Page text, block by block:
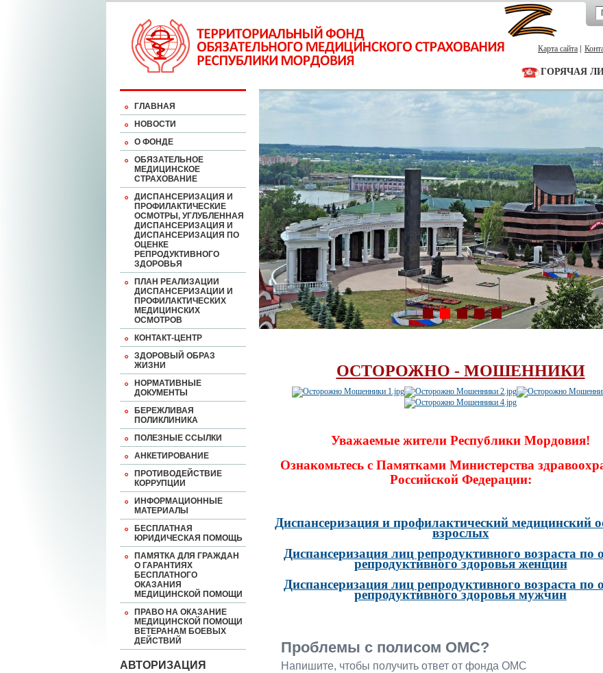
Карта сайта
ГОРЯЧАЯ
ГЛАВНАЯ
НОВОСТИ
О ФОНДЕ
ОБЯЗАТЕЛЬНОЕ
МЕДИЦИНСКОЕ
СТРАХОВАНИЕ
ДИСПАНСЕРИЗАЦИЯ И
ПРОФИЛАКТИЧЕСКИЕ
ОСМОТРЫ, УГЛУБЛЕННАЯ
ДИСПАНСЕРИЗАЦИЯ И
ДИСПАНСЕРИЗАЦИЯ ПО
ОЦЕНКЕ
РЕПРОДУКТИВНОГО
ЗДОРОВЬЯ
ПЛАН РЕАЛИЗАЦИИ
ДИСПАНСЕРИЗАЦИИ И
ПРОФИЛАКТИЧЕСКИХ
МЕДИЦИНСКИХ
ОСМОТРОВ
КОНТАКТ-ЦЕНТР
ЗДОРОВЫЙ ОБРАЗ
ЖИЗНИ
НОРМАТИВНЫЕ
ДОКУМЕНТЫ
БЕРЕЖЛИВАЯ
ПОЛИКЛИНИКА
ПОЛЕЗНЫЕ ССЫЛКИ
АНКЕТИРОВАНИЕ
ПРОТИВОДЕЙСТВИЕ
КОРРУПЦИИ
ИНФОРМАЦИОННЫЕ
МАТЕРИАЛЫ
БЕСПЛАТНАЯ
ЮРИДИЧЕСКАЯ ПОМОЩЬ
ПАМЯТКА ДЛЯ ГРАЖДАН
О ГАРАНТИЯХ
БЕСПЛАТНОГО
ОКАЗАНИЯ
МЕДИЦИНСКОЙ ПОМОЩИ
ПРАВО НА ОКАЗАНИЕ
МЕДИЦИНСКОЙ ПОМОЩИ
ВЕТЕРАНАМ БОЕВЫХ
ДЕЙСТВИЙ
АВТОРИЗАЦИЯ
ОСТОРОЖНО - МОШЕННИКИ
Уважаемые жители Республики Мордовия!
Ознакомьтесь с Памятками Министерства
Российской Федерации:
Диспансеризация и профилактический медицинский
взрослых
Диспансеризация лиц репродуктивного возраста по
репродуктивного здоровья женщин
Диспансеризация лиц репродуктивного возраста по
репродуктивного здоровья мужчин
Проблемы с полисом ОМС?
Напишите, чтобы получить ответ от фонда ОМС